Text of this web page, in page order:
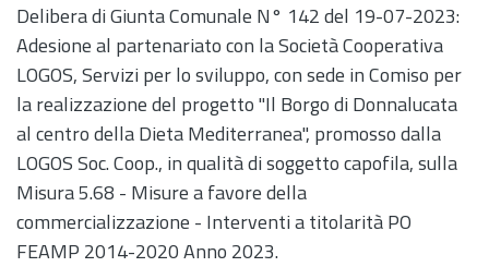
Delibera di Giunta Comunale N° 142 del 19-07-2023:
Adesione al partenariato con la Società Cooperativa
LOGOS, Servizi per lo sviluppo, con sede in Comiso per
la realizzazione del progetto "Il Borgo di Donnalucata
al centro della Dieta Mediterranea", promosso dalla
LOGOS Soc. Coop., in qualità di soggetto capofila, sulla
Misura 5.68 - Misure a favore della
commercializzazione - Interventi a titolarità PO
FEAMP 2014-2020 Anno 2023.